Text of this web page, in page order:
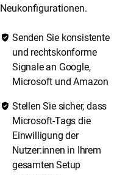
Neukonfigurationen.
Senden Sie konsistente
und rechtskonforme
Signale an Google,
Microsoft und Amazon
Stellen Sie sicher, dass
Microsoft-Tags die
Einwilligung der
Nutzer:innen in Ihrem
gesamten Setup